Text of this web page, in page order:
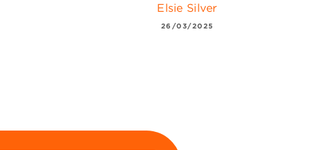
Elsie Silver
26/03/2025